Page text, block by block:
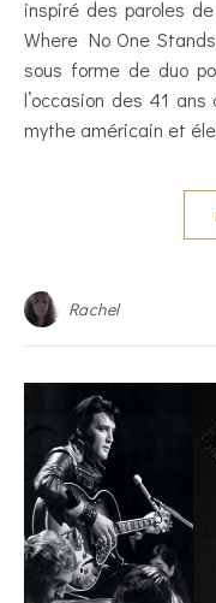
inspiré des paroles de
Where No One
sous forme de duo
l’occasion des 41
mythe américain et
Rachel